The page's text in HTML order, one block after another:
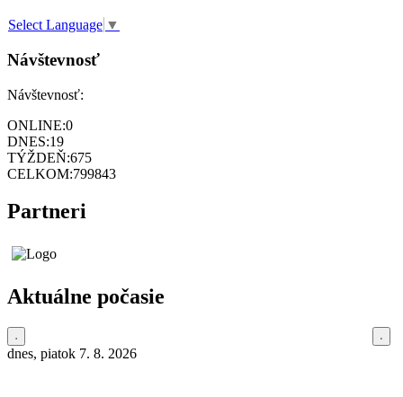
Select Language ▼
Návštevnosť
Návštevnosť:
ONLINE:0
DNES:19
TÝŽDEŇ:675
CELKOM:799843
Partneri
Aktuálne počasie
dnes, piatok 7. 8. 2026